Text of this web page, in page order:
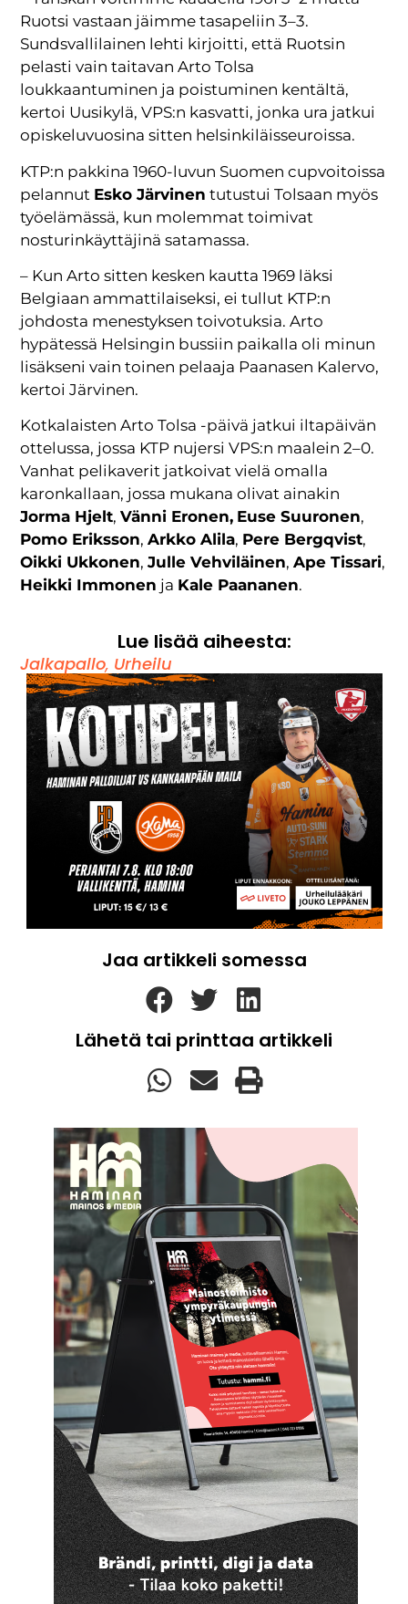
Ruotsi vastaan jäimme tasapeliin 3–3.
Sundsvallilainen lehti kirjoitti, että Ruotsin
pelasti vain taitavan Arto Tolsa
loukkaantuminen ja poistuminen kentältä,
kertoi Uusikylä, VPS:n kasvatti, jonka ura jatkui
opiskeluvuosina sitten helsinkiläisseuroissa.
KTP:n pakkina 1960-luvun Suomen cupvoitoissa
pelannut Esko Järvinen tutustui Tolsaan myös
työelämässä, kun molemmat toimivat
nosturinkäyttäjinä satamassa.
– Kun Arto sitten kesken kautta 1969 läksi
Belgiaan ammattilaiseksi, ei tullut KTP:n
johdosta menestyksen toivotuksia. Arto
hypätessä Helsingin bussiin paikalla oli minun
lisäkseni vain toinen pelaaja Paanasen Kalervo,
kertoi Järvinen.
Kotkalaisten Arto Tolsa -päivä jatkui iltapäivän
ottelussa, jossa KTP nujersi VPS:n maalein 2–0.
Vanhat pelikaverit jatkoivat vielä omalla
karonkallaan, jossa mukana olivat ainakin
Jorma Hjelt,Vänni Eronen, Euse Suuronen,
Pomo Eriksson,Arkko Alila, Pere Bergqvist,
Oikki Ukkonen,Julle Vehviläinen,Ape Tissari,
Heikki Immonen ja Kale Paananen.
Lue lisää aiheesta:
Jalkapallo, Urheilu
Jaa artikkeli somessa
Lähetä tai printtaa artikkeli